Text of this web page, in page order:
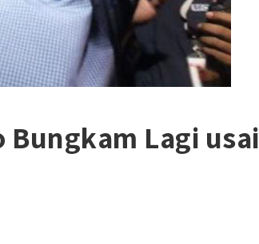
Lagi usai